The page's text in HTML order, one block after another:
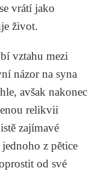
vrátí jako
život.
vztahu mezi
názor na syna
avšak nakonec
relikvii
zajímavé
z pětice
od své